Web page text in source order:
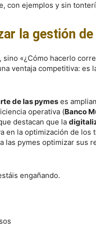
con ejemplos y sin
la gestión
sino «¿Cómo hacerlo
ventaja competitiva: es
de las pymes es
operativa (Banco
destacan que la
en la optimización de los
las pymes optimizar sus
engañando.